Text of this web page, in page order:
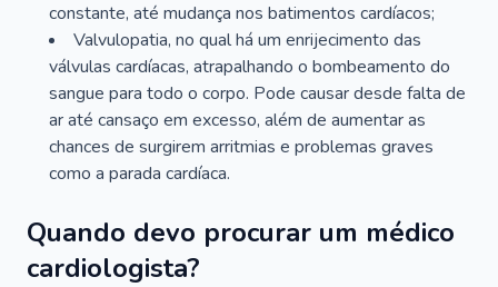
constante, até mudança nos batimentos cardíacos;
Valvulopatia, no qual há um enrijecimento das
válvulas cardíacas, atrapalhando o bombeamento do
sangue para todo o corpo. Pode causar desde falta de
ar até cansaço em excesso, além de aumentar as
chances de surgirem arritmias e problemas graves
como a parada cardíaca.
Quando devo procurar um médico
cardiologista?